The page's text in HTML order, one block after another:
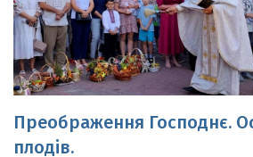
Преображення Господнє.
06 Серпня 2026